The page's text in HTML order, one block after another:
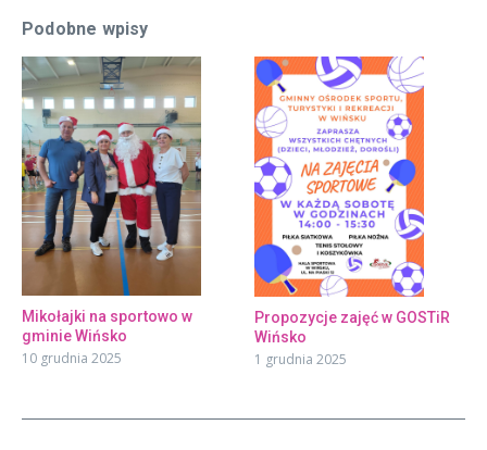
Podobne wpisy
Mikołajki na sportowo w
gminie Wińsko
10 grudnia 2025
Propozycje zajęć w GOSTiR
Wińsko
1 grudnia 2025